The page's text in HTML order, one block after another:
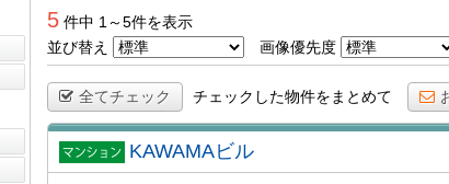
5 件中 1～5件を表示
並び替え
画像優先度
全てチェック チェックした物件をまとめて
賃貸マン
KAWAMAビル